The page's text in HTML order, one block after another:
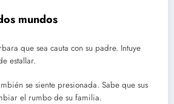
mundos
que sea cauta con su padre. Intuye
estallar.
se siente presionada. Sabe que sus
el rumbo de su familia.